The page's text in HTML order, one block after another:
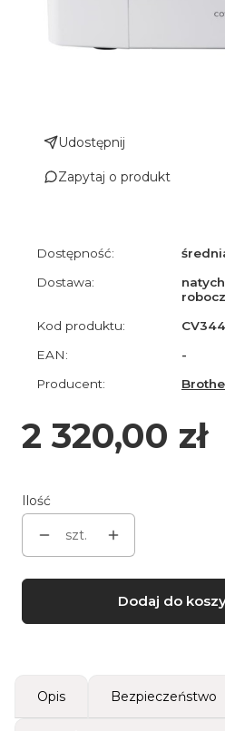
Udostępnij
Zapytaj o produkt
Dostępność:
Dostawa:
Kod produktu:
EAN:
-
Producent:
Cena
2 320,00 zł
Ilość
szt.
Dodaj do
Opis Bezpieczeństwo